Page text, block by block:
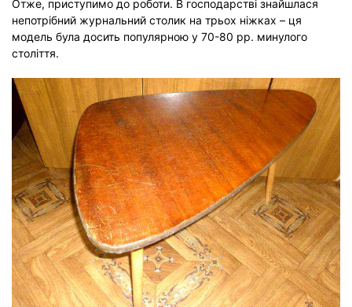
Отже, приступимо до роботи. В господарстві знайшлася
непотрібний журнальний столик на трьох ніжках – ця
модель була досить популярною у 70-80 рр. минулого
століття.